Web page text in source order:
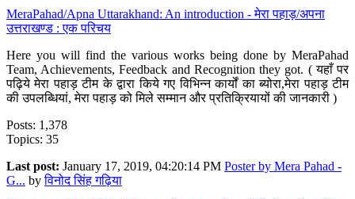
MeraPahad/Apna Uttarakhand: An introduction - मेरा पहाड़/अपना
उत्तराखण्ड : एक परिचय
Here you will find the various works being done by MeraPahad
Team, Achievements, Feedback and Recognition they got. ( यहाँ पर
पढ़िये मेरा पहाड़ टीम के द्वारा किये गए विभिन्न कार्यों का ब्योरा,मेरा पहाड़ टीम
की उपलब्धियां, मेरा पहाड़ को मिले सम्मान और प्रतिक्रियायों की जानकारी )
Posts: 1,378
Topics: 35
Last post: January 17, 2019, 04:20:14 PM Poster by Mera Pahad -
G... byविनोद सिंह गढ़िया